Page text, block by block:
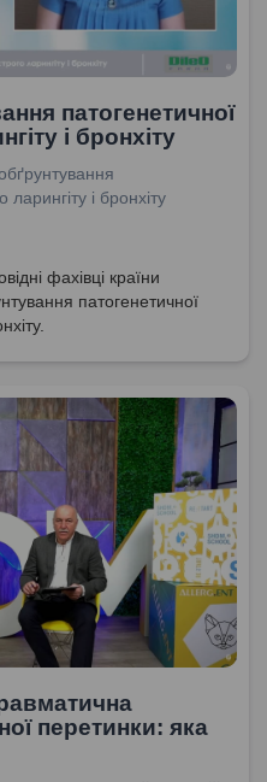
патогенетичної
і бронхіту
ларингіту і бронхіту
фахівці країни
патогенетичної
перетинки: яка